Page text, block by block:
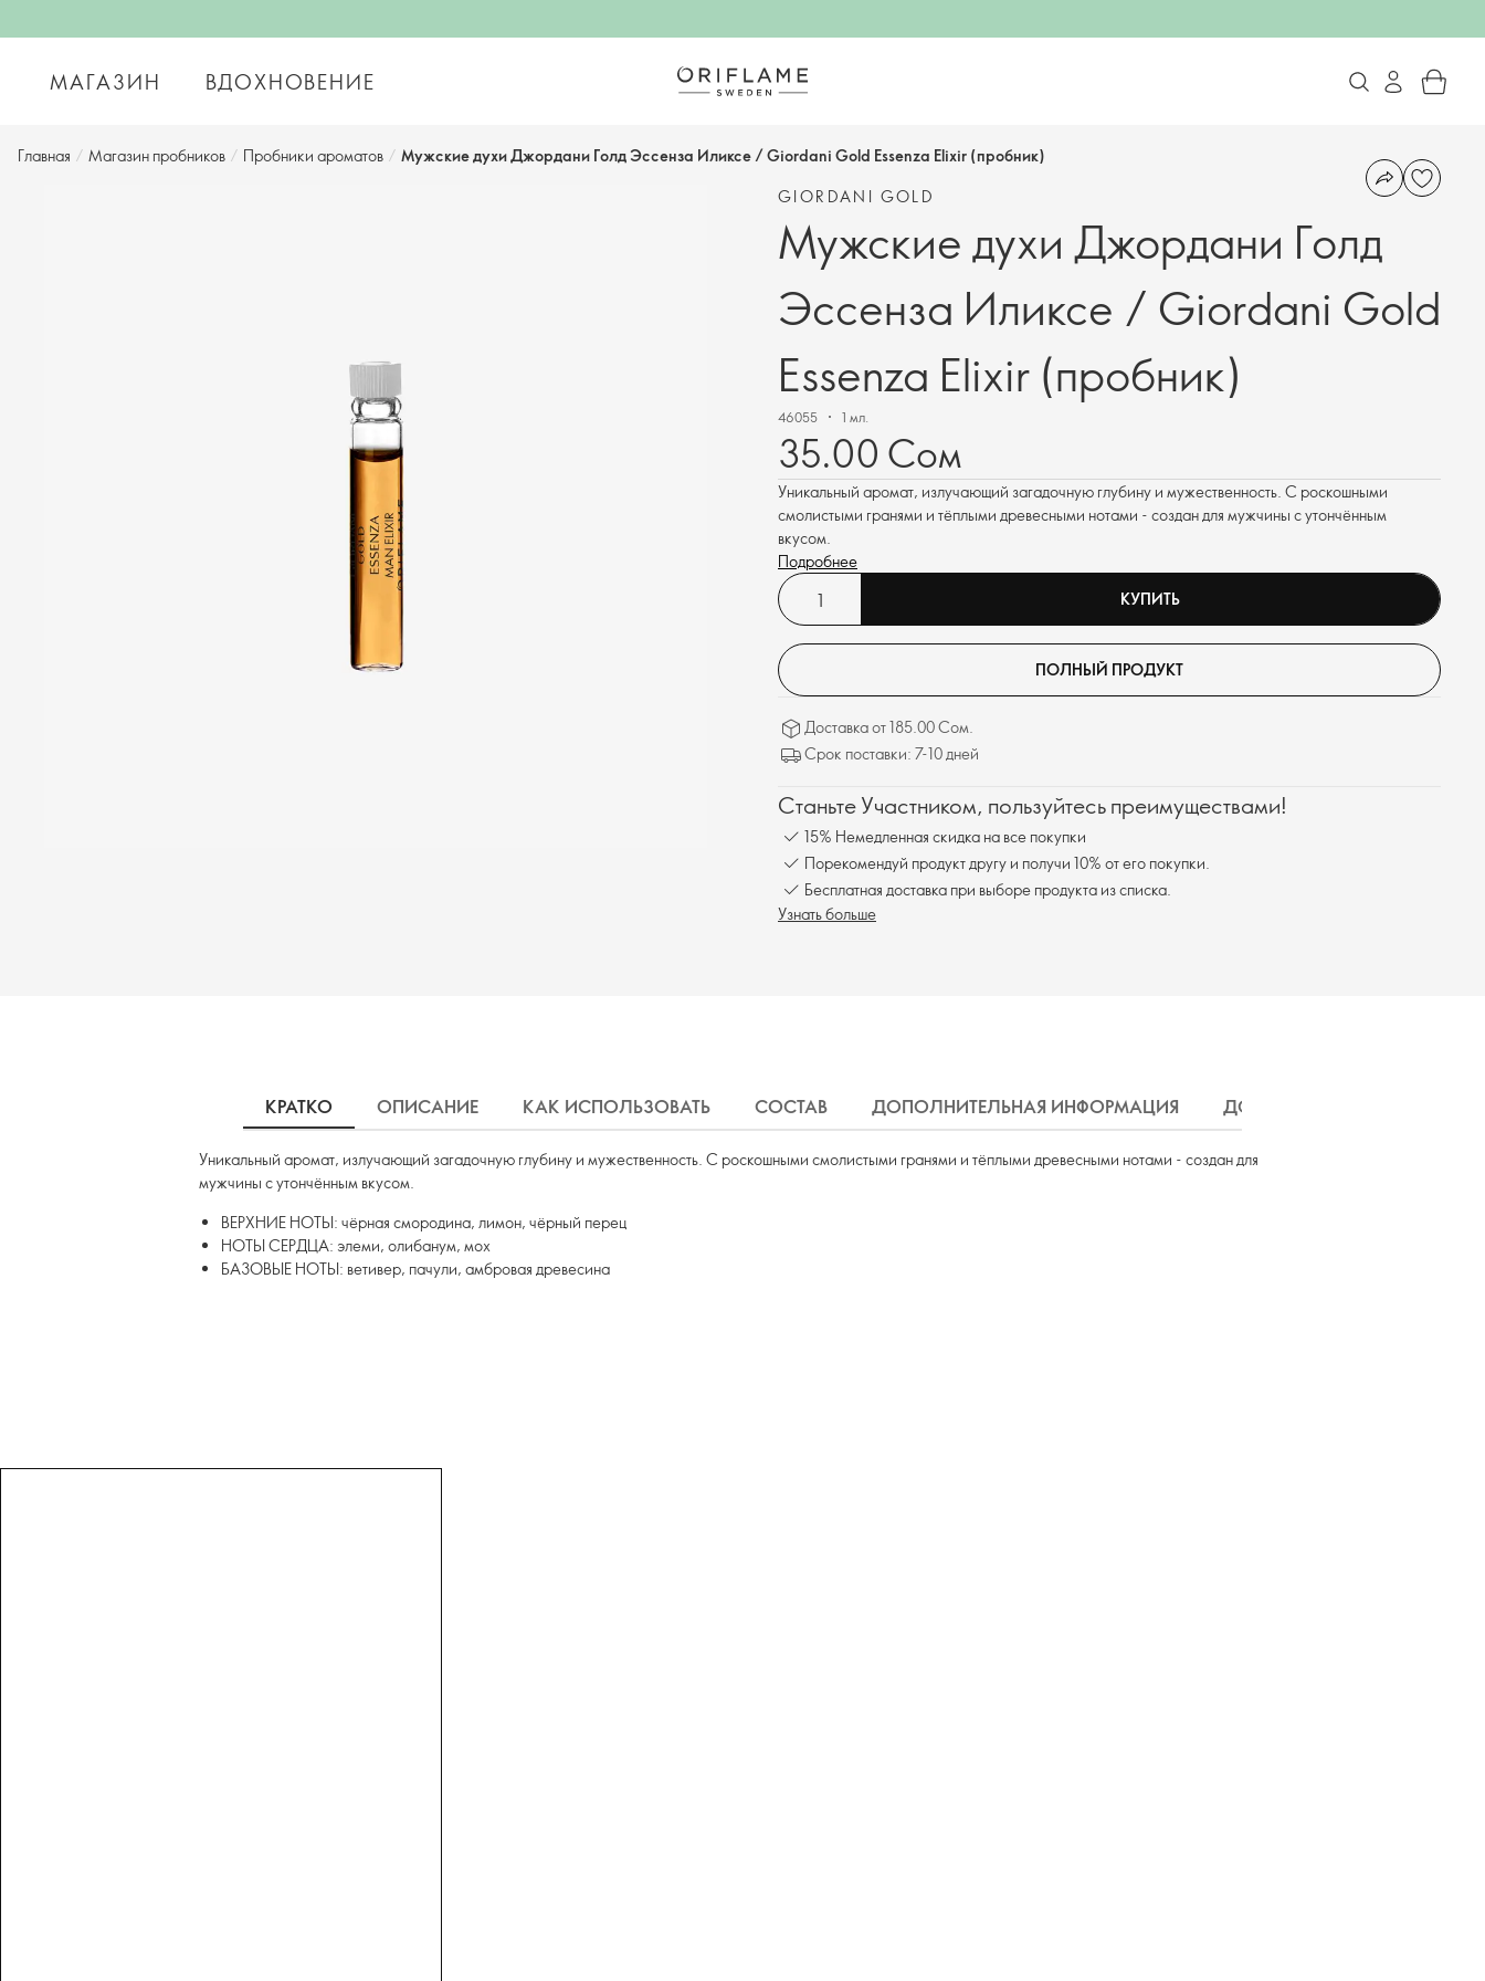
МАГАЗИН ВДОХНОВЕНИЕ
Главная / Магазин пробников / Пробники ароматов / Мужские духи Джордани Голд Эссенза Иликсе / Giordani Gold Essenza Elixir (пробник)
GIORDANI GOLD
Мужские духи Джордани Голд
Эссенза Иликсе / Giordani Gold
Essenza Elixir (пробник)
46055 1 мл.
35.00 Сом
Уникальный аромат, излучающий загадочную глубину и мужественность. С роскошными
смолистыми гранями и тёплыми древесными нотами - создан для мужчины с утончённым
вкусом.
Подробнее
КУПИТЬ
ПОЛНЫЙ ПРОДУКТ
Доставка от 185.00 Сом.
Срок поставки: 7-10 дней
Станьте Участником, пользуйтесь преимуществами!
15% Немедленная скидка на все покупки
Порекомендуй продукт другу и получи 10% от его покупки.
Бесплатная доставка при выборе продукта из списка.
Узнать больше
КРАТКО ОПИСАНИЕ КАК ИСПОЛЬЗОВАТЬ СОСТАВ ДОПОЛНИТЕЛЬНАЯ ИНФОРМАЦИЯ ДОСТАВКА
Уникальный аромат, излучающий загадочную глубину и мужественность. С роскошными смолистыми гранями и тёплыми древесными нотами - создан для
мужчины с утончённым вкусом.
ВЕРХНИЕ НОТЫ: чёрная смородина, лимон, чёрный перец
НОТЫ СЕРДЦА: элеми, олибанум, мох
БАЗОВЫЕ НОТЫ: ветивер, пачули, амбровая древесина